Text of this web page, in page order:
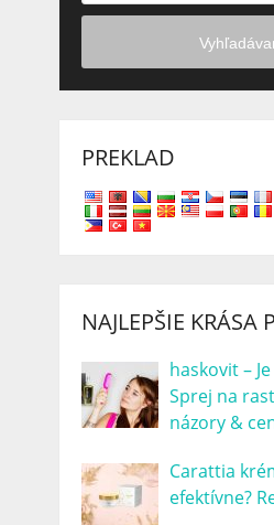
PREKLAD
NAJLEPŠIE KRÁSA
haskovit –
Sprej na
názory &
Carattia
efektívne?